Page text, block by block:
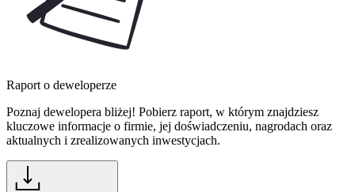
Raport o deweloperze
Poznaj dewelopera bliżej! Pobierz raport, w którym znajdziesz
kluczowe informacje o firmie, jej doświadczeniu, nagrodach oraz
aktualnych i zrealizowanych inwestycjach.